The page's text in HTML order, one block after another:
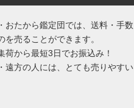
おたから鑑定団では、送料・手数
売ることができます。
から最短3日でお振込み！
遠方の人には、とても売りやすい